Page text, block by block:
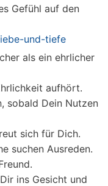
Gefühl auf den
und-tiefe
als ein ehrlicher
aufhört.
sobald Dein Nutzen
sich für Dich.
suchen Ausreden.
ins Gesicht und